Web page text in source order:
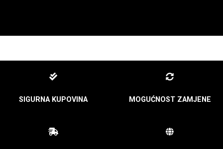
SIGURNA KUPOVINA MOGUĆNOST ZAMJENE